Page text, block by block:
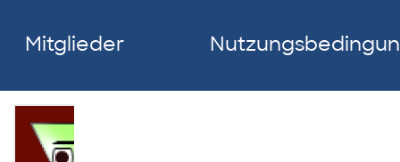
Mitglieder